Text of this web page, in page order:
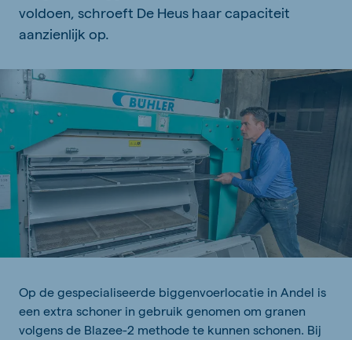
voldoen, schroeft De Heus haar capaciteit
aanzienlijk op.
Op de gespecialiseerde biggenvoerlocatie in Andel is
een extra schoner in gebruik genomen om granen
volgens de Blazee-2 methode te kunnen schonen. Bij